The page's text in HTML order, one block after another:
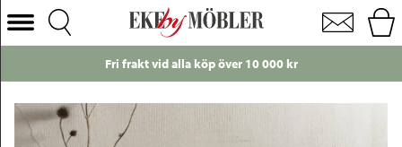
Siv vas vit H29,5 cm
Välj Kategori
Fåtöljer
Bord
Fri frakt vid alla köp över 10 000 kr